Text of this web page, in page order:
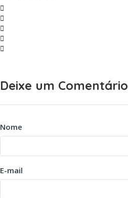
Deixe um Comentário
Nome
E-mail